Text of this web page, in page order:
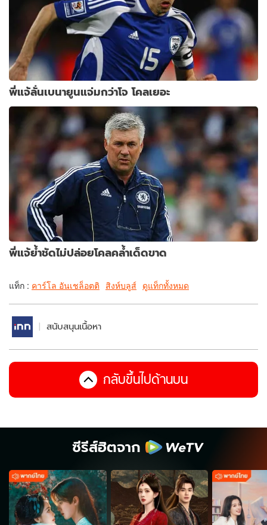
พี่แจ้ลั่นเบนายูนแจ่มกว่าโจ โคลเยอะ
พี่แจ้ย้ำชัดไม่ปล่อยโคลคล้ำเด็ดขาด
แท็ก : คาร์โล อันเชล็อตติ สิงห์บลูส์ ดูแท็กทั้งหมด
สนับสนุนเนื้อหา
กลับขึ้นไปด้านบน
ซีรีส์ฮิตจาก